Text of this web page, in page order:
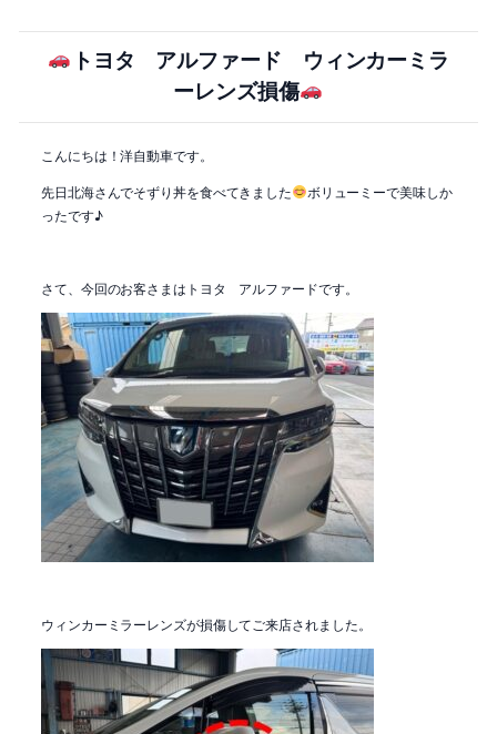
トヨタ アルファード ウィンカーミラ
ーレンズ損傷
こんにちは！洋自動車です。
先日北海さんでそずり丼を食べてきました
ボリューミーで美味しか
ったです♪
さて、今回のお客さまはトヨタ アルファードです。
ウィンカーミラーレンズが損傷してご来店されました。